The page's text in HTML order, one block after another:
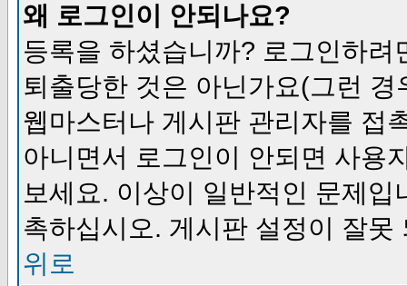
왜 로그인이 안되나요?
등록을 하셨습니까? 로그인하
퇴출당한 것은 아닌가요(그런
웹마스터나 게시판 관리자를 접
아니면서 로그인이 안되면 사용
보세요. 이상이 일반적인 문제
촉하십시오. 게시판 설정이 잘못
위로